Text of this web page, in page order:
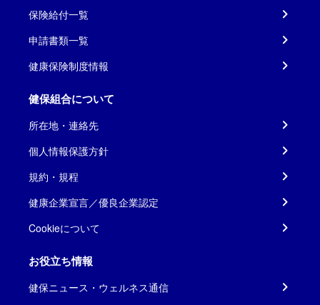
保険給付一覧
申請書類一覧
健康保険制度情報
健保組合について
所在地・連絡先
個人情報保護方針
規約・規程
健康企業宣言／優良企業認定
Cookieについて
お役立ち情報
健保ニュース・ウェルネス通信